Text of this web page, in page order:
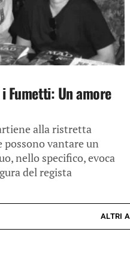
Fumetti: Un amore
alla ristretta
possono vantare un
nello specifico, evoca
del regista
ALTRI